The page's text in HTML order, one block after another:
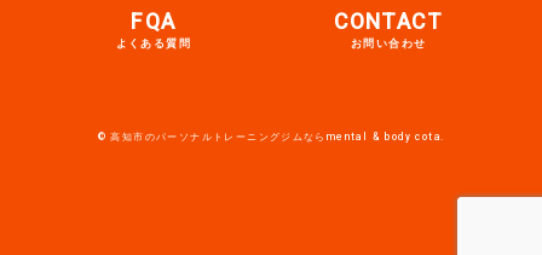
FQA
よくある質問
CONTACT
お問い合わせ
© 高知市のパーソナルトレーニングジムならmental & body cota.